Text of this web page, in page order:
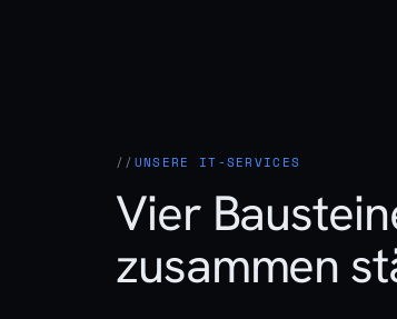
UNSERE IT-SERVICES
Vier
zusammen